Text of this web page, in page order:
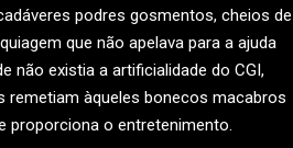
podres gosmentos, cheios de
que não apelava para a ajuda
não existia a artificialidade do CGI,
àqueles bonecos macabros
proporciona o entretenimento.